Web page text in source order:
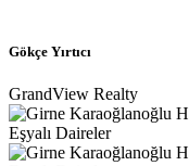
Gökçe Yırtıcı
GrandView Realty